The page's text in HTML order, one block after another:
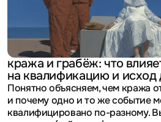
кража и грабёж: что
на квалификацию и исход
Понятно объясняем, чем кража
и почему одно и то же событие
квалифицировано по-разному.